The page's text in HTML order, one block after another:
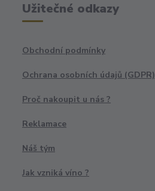
Užitečné odkazy
Obchodní podmínky
Ochrana osobních údajů (GDPR)
Proč nakoupit u nás ?
Reklamace
Náš tým
Jak vzniká víno ?